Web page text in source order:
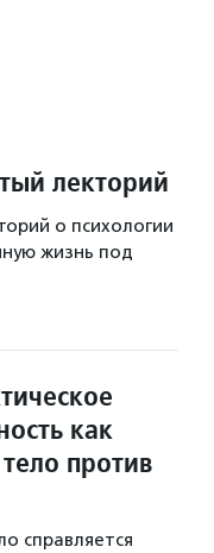
лекторий
о психологии
жизнь под
как
против
справляется